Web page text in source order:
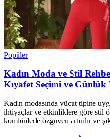
Popüler
Kadın Moda ve Stil
Kıyafet Seçimi ve Günlük
Kadın modasında vücut tipine
ihtiyaçlar ve etkinliklere göre stil
kombinlerle özgüven artırılır ve